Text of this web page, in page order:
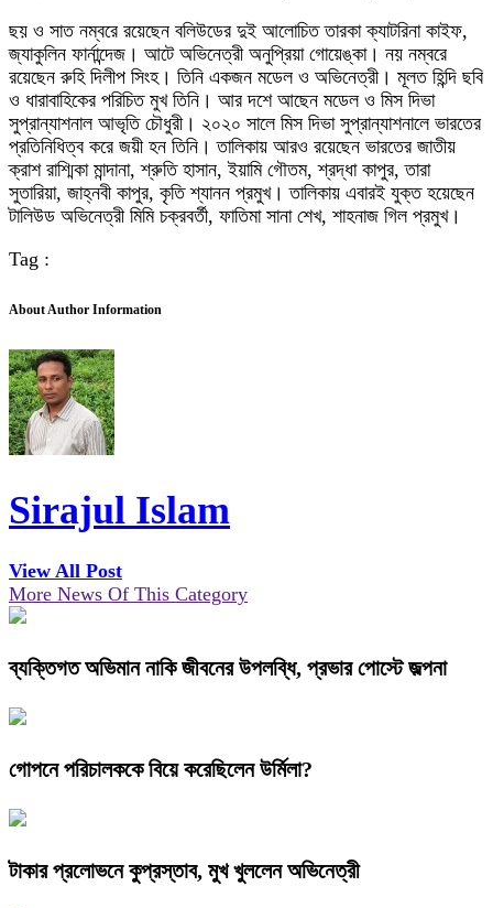
ছয় ও সাত নম্বরে রয়েছেন বলিউডের দুই আলোচিত তারকা ক্যাটরিনা কাইফ,
জ্যাকুলিন ফার্নান্দেজ। আটে অভিনেত্রী অনুপ্রিয়া গোয়েঙ্কা। নয় নম্বরে
রয়েছেন রুহি দিলীপ সিংহ। তিনি একজন মডেল ও অভিনেত্রী। মূলত হিন্দি ছবি
ও ধারাবাহিকের পরিচিত মুখ তিনি। আর দশে আছেন মডেল ও মিস দিভা
সুপ্রান্যাশনাল আভৃতি চৌধুরী। ২০২০ সালে মিস দিভা সুপ্রান্যাশনালে ভারতের
প্রতিনিধিত্ব করে জয়ী হন তিনি। তালিকায় আরও রয়েছেন ভারতের জাতীয়
ক্রাশ রাশ্মিকা মান্দানা, শ্রুতি হাসান, ইয়ামি গৌতম, শ্রদ্ধা কাপুর, তারা
সুতারিয়া, জাহ্নবী কাপুর, কৃতি শ্যানন প্রমুখ। তালিকায় এবারই যুক্ত হয়েছেন
টালিউড অভিনেত্রী মিমি চক্রবর্তী, ফাতিমা সানা শেখ, শাহনাজ গিল প্রমুখ।
Tag :
About Author Information
Sirajul Islam
View All Post
More News Of This Category
ব্যক্তিগত অভিমান নাকি জীবনের উপলব্ধি, প্রভার পোস্টে জল্পনা
গোপনে পরিচালককে বিয়ে করেছিলেন উর্মিলা?
টাকার প্রলোভনে কুপ্রস্তাব, মুখ খুললেন অভিনেত্রী